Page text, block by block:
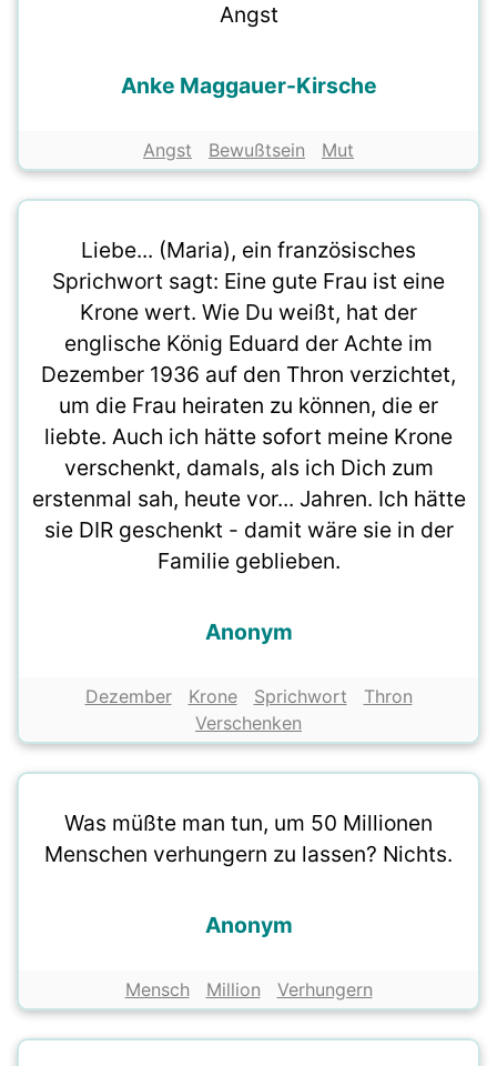
Angst
Anke Maggauer-Kirsche
Angst Bewußtsein Mut
Liebe... (Maria), ein französisches
Sprichwort sagt: Eine gute Frau ist eine
Krone wert. Wie Du weißt, hat der
englische König Eduard der Achte im
Dezember 1936 auf den Thron verzichtet,
um die Frau heiraten zu können, die er
liebte. Auch ich hätte sofort meine Krone
verschenkt, damals, als ich Dich zum
erstenmal sah, heute vor... Jahren. Ich hätte
sie DIR geschenkt - damit wäre sie in der
Familie geblieben.
Anonym
Dezember Krone Sprichwort
Thron
Verschenken
Was müßte man tun, um 50 Millionen
Menschen verhungern zu lassen? Nichts.
Anonym
Mensch Million Verhungern